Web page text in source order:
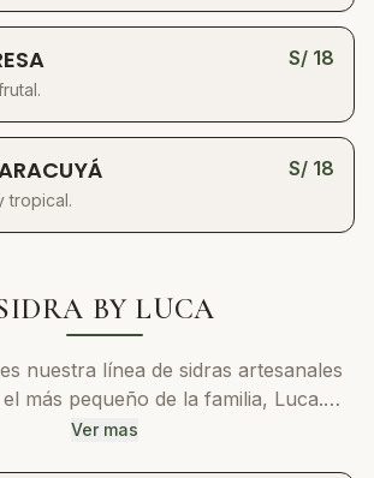
S/ 18
S/ 18
tropical.
BY LUCA
nuestra línea de sidras artesanales
más pequeño de la familia, Luca.
y dulce por esencia, cada botella
Ver mas